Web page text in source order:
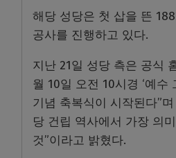
해당 성당은 첫 삽을 뜬
공사를 진행하고 있다.
지난 21일 성당 측은 공식
월 10일 오전 10시경 ‘예수
기념 축복식이 시작된다”
당 건립 역사에서 가장 의
것”이라고 밝혔다.